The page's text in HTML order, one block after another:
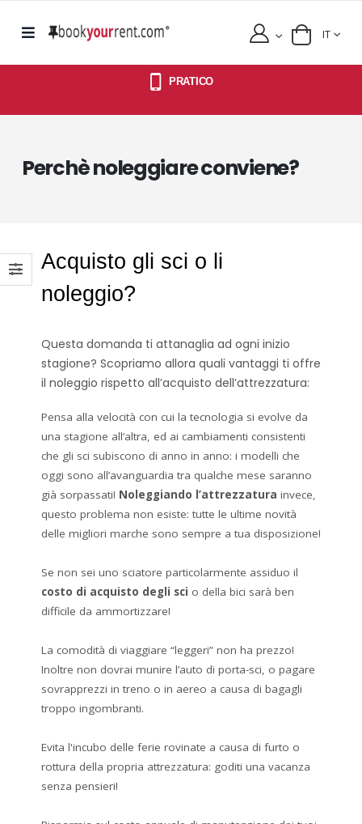
IT
PRATICO
Perchè noleggiare conviene?
Acquisto gli sci o li
noleggio?
Questa domanda ti attanaglia ad ogni inizio
stagione? Scopriamo allora quali vantaggi ti offre
il noleggio rispetto all’acquisto dell’attrezzatura:
Pensa alla velocità con cui la tecnologia si evolve da
una stagione all’altra, ed ai cambiamenti consistenti
che gli sci subiscono di anno in anno: i modelli che
oggi sono all’avanguardia tra qualche mese saranno
già sorpassati! Noleggiando l’attrezzatura invece,
questo problema non esiste: tutte le ultime novità
delle migliori marche sono sempre a tua disposizione!
Se non sei uno sciatore particolarmente assiduo il
costo di acquisto degli sci o della bici sarà ben
difficile da ammortizzare!
La comodità di viaggiare “leggeri” non ha prezzo!
Inoltre non dovrai munire l’auto di porta-sci, o pagare
sovrapprezzi in treno o in aereo a causa di bagagli
troppo ingombranti.
Evita l'incubo delle ferie rovinate a causa di furto o
rottura della propria attrezzatura: goditi una vacanza
senza pensieri!